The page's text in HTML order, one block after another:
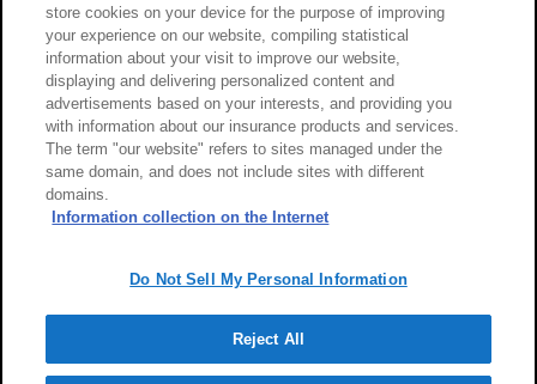
【お詫び】超保険のよくあるご質問（FAQ）記載誤りについて
もっと見る
サイトのご利用について
勧誘方針
Copyright (c) Tokio Marine & Nichido Fire Insurance Co., Ltd.
store cookies on your device for the purpose of improving
your experience on our website, compiling statistical
information about your visit to improve our website,
displaying and delivering personalized content and
advertisements based on your interests, and providing you
with information about our insurance products and services.
The term "our website" refers to sites managed under the
same domain, and does not include sites with different
domains.
Information collection on the Internet
Do Not Sell My Personal Information
Reject All